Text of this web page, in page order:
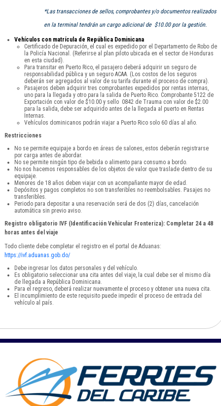
*Las transacciones de sellos, comprobantes y/o documentos realizados
en la terminal tendrán un cargo adicional de $10.00 por la gestión.
Vehículos con matrícula de República Dominicana
Certificado de Depuración, el cual es expedido por el Departamento de Robo de
la Policía Nacional. (Referirse al plan piloto ubicada en el sector de Honduras
en esta ciudad).
Para transitar en Puerto Rico, el pasajero deberá adquirir un seguro de
responsabilidad pública y un seguro ACAA. (Los costos de los seguros
deberán ser agregados al valor de su tarifa durante el proceso de compra).
Pasajeros deben adquirir tres comprobantes expedidos por rentas internas,
uno para la llegada y otro para la salida de Puerto Rico. Comprobante 5122 de
Exportación con valor de $10.00 y sello 0842 de Trauma con valor de $2.00
para la salida, debe ser adquirido antes de la llegada al puerto en Rentas
Internas.
Vehículos dominicanos podrán viajar a Puerto Rico solo 60 días al año.
Restricciones
No se permite equipaje a bordo en áreas de salones, estos deberán registrarse
por carga antes de abordar.
No se permite ningún tipo de bebida o alimento para consumo a bordo.
No nos hacemos responsables de los objetos de valor que traslade dentro de su
equipaje.
Menores de 18 años deben viajar con un acompañante mayor de edad.
Depósitos y pagos completos no son transferibles no reembolsables. Pasajes no
transferibles.
Periodo para depositar a una reservación será de dos (2) días, cancelación
automática sin previo aviso.
Registro obligatorio IVF (Identificación Vehicular Fronteriza): Completar 24 a 48
horas antes del viaje
Todo cliente debe completar el registro en el portal de Aduanas:
https://ivf.aduanas.gob.do/
Debe ingresar los datos personales y del vehículo.
Es obligatorio seleccionar una cita antes del viaje, la cual debe ser el mismo día
de llegada a República Dominicana.
Para el regreso, deberá realizar nuevamente el proceso y obtener una nueva cita.
El incumplimiento de este requisito puede impedir el proceso de entrada del
vehículo al país.